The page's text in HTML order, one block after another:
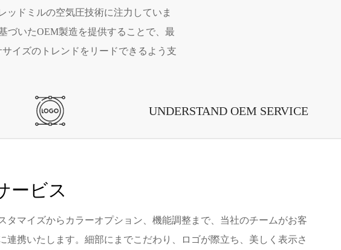
ッドミルの空気圧技術に注力していま
づいたOEM製造を提供することで、最
イズのトレンドをリードできるよう支
UNDERSTAND OEM SERVICE
ービス
タマイズからカラーオプション、機能調整まで、当社のチームがお客
連携いたします。細部にまでこだわり、ロゴが際立ち、美しく表示さ